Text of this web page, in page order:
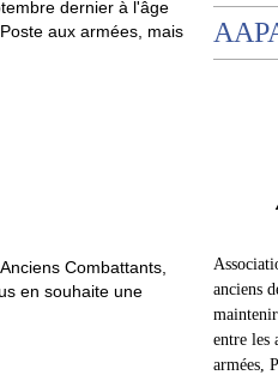
dernier à l'âge
aux armées, mais
Combattants,
en souhaite une
anciens
entre les
armées,